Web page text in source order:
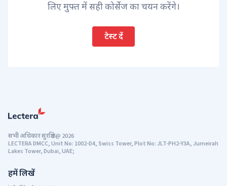
लिए मुफ्त में सही कोर्सेज का चयन करेंगे।
टेस्ट दें
हमें लिखें
सभी अधिकार सुरक्षित@ 2026
LECTERA DMCC, Unit No: 1002-D4, Swiss Tower, Plot No: JLT-PH2-Y3A, Jumeirah
Lakes Tower, Dubai, UAE;